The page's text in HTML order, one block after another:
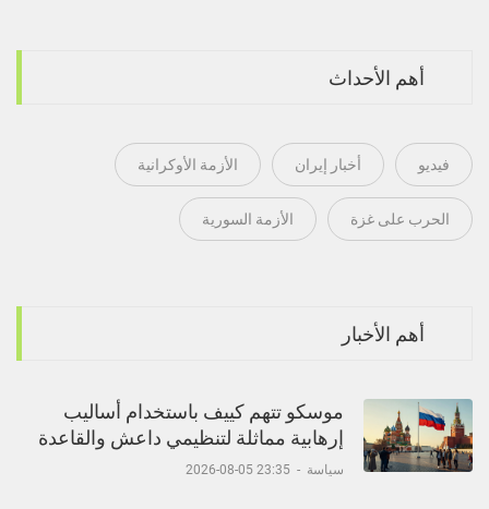
أهم الأحداث
فيديو أخبار إيران الأزمة الأوكرانية
الحرب على غزة الأزمة السورية
أهم الأخبار
موسكو تتهم كييف باستخدام أساليب
إرهابية مماثلة لتنظيمي داعش والقاعدة
سياسة -
23:35 05-08-2026